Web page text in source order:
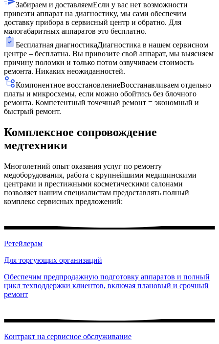
Забираем и доставляемЕсли у вас нет возможности
привезти аппарат на диагностику, мы сами обеспечим
доставку прибора в сервисный центр и обратно. Для
малогабаритных аппаратов это бесплатно.
Бесплатная диагностикаДиагностика в нашем сервисном
центре – бесплатна. Вы привозите свой аппарат, мы выясняем
причину поломки и только потом озвучиваем стоимость
ремонта. Никаких неожиданностей.
Компонентное восстановлениеВосстанавливаем отдельно
платы и микросхемы, если можно обойтись без блочного
ремонта. Компетентный точечный ремонт = экономный и
быстрый ремонт.
Комплексное сопровождение
медтехники
Многолетний опыт оказания услуг по ремонту
медоборудования, работа с крупнейшими медицинскими
центрами и престижными косметическими салонами
позволяет нашим специалистам предоставлять полный
комплекс сервисных предложений:
Ретейлерам
Для торгующих организаций
Обеспечим предпродажную подготовку аппаратов и полный
цикл техподдержки клиентов, включая плановый и срочный
ремонт
Контракт на сервисное обслуживание